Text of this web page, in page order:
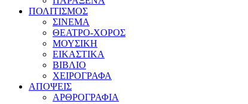
ΠΟΛΙΤΙΣΜΟΣ
ΣΙΝΕΜΑ
ΘΕΑΤΡΟ-ΧΟΡΟΣ
ΜΟΥΣΙΚΗ
ΕΙΚΑΣΤΙΚΑ
ΒΙΒΛΙΟ
ΧΕΙΡΟΓΡΑΦΑ
ΑΠΟΨΕΙΣ
ΑΡΘΡΟΓΡΑΦΙΑ